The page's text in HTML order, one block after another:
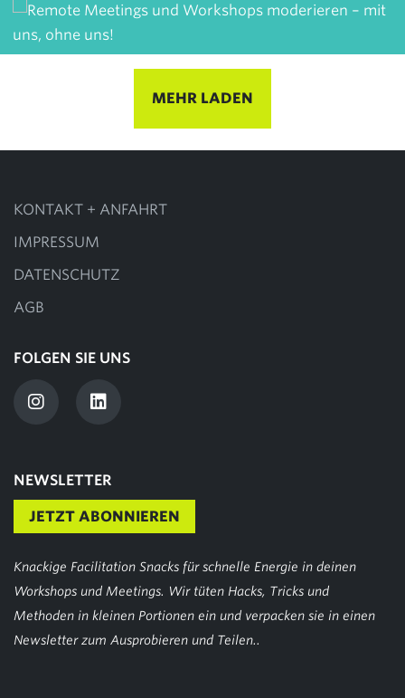
MEHR LADEN
KONTAKT + ANFAHRT
IMPRESSUM
DATENSCHUTZ
AGB
FOLGEN SIE UNS
NEWSLETTER
JETZT ABONNIEREN
Knackige Facilitation Snacks für schnelle Energie in deinen
Workshops und Meetings. Wir tüten Hacks, Tricks und
Methoden in kleinen Portionen ein und verpacken sie in einen
Newsletter zum Ausprobieren und Teilen..